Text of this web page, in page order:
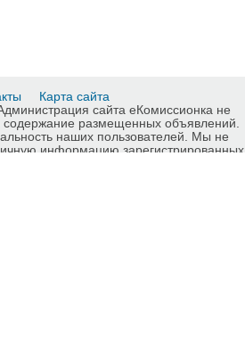
Карта сайта
сайта еКомиссионка не
содержание размещенных объявлений.
наших пользователей. Мы не
информацию зарегистрированных